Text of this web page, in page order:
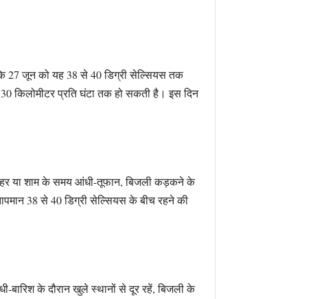
27 जून को यह 38 से 40 डिग्री सेल्सियस तक
प्रति घंटा तक हो सकती है। इस दिन
या शाम के समय आंधी-तूफान, बिजली कड़कने के
38 से 40 डिग्री सेल्सियस के बीच रहने की
बारिश के दौरान खुले स्थानों से दूर रहें, बिजली के